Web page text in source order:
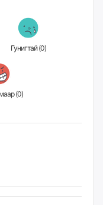
Гунигтай (0)
Үзэн ядмаар (0)